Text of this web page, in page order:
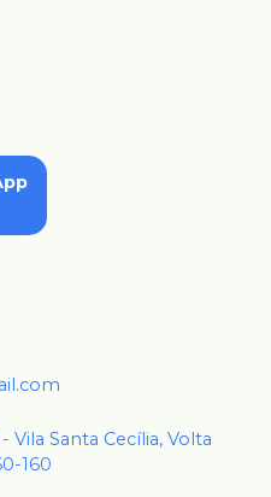
Vila Santa Cecília, Volta
160